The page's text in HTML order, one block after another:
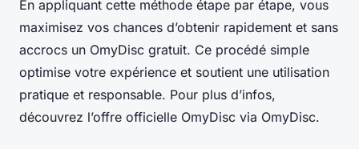
En appliquant cette méthode étape par étape, vous
maximisez vos chances d’obtenir rapidement et sans
accrocs un OmyDisc gratuit. Ce procédé simple
optimise votre expérience et soutient une utilisation
pratique et responsable. Pour plus d’infos,
découvrez l’offre officielle OmyDisc via OmyDisc.